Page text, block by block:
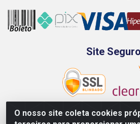
O nosso site coleta cookies
Site Seguro